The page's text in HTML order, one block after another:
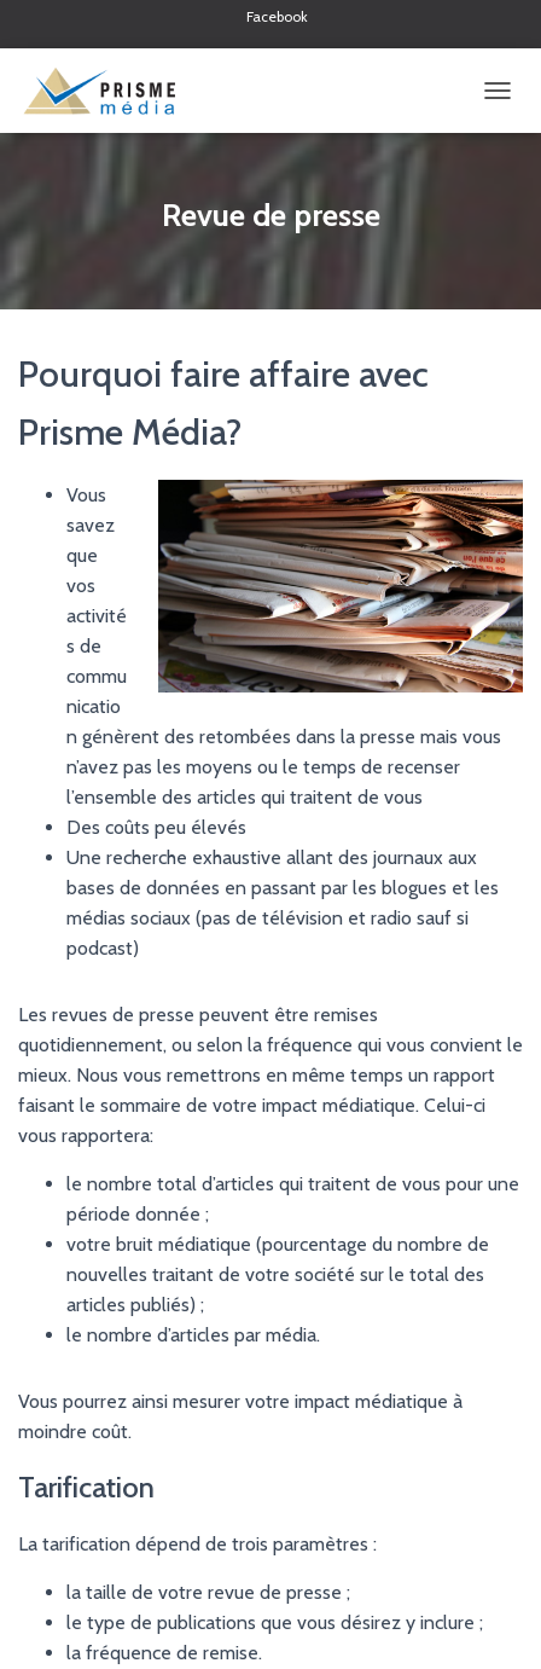
Facebook
U
A
V
I
G
A
T
I
O
N
Revue de presse
Pourquoi faire affaire avec
Prisme Média?
Vous
savez
que
vos
activité
s de
commu
nicatio
n génèrent des retombées dans la presse mais vous
n’avez pas les moyens ou le temps de recenser
l’ensemble des articles qui traitent de vous
Des coûts peu élevés
Une recherche exhaustive allant des journaux aux
bases de données en passant par les blogues et les
médias sociaux (pas de télévision et radio sauf si
podcast)
Les revues de presse peuvent être remises
quotidiennement, ou selon la fréquence qui vous convient le
mieux. Nous vous remettrons en même temps un rapport
faisant le sommaire de votre impact médiatique. Celui-ci
vous rapportera:
le nombre total d’articles qui traitent de vous pour une
période donnée ;
votre bruit médiatique (pourcentage du nombre de
nouvelles traitant de votre société sur le total des
articles publiés) ;
le nombre d’articles par média.
Vous pourrez ainsi mesurer votre impact médiatique à
moindre coût.
Tarification
La tarification dépend de trois paramètres :
la taille de votre revue de presse ;
le type de publications que vous désirez y inclure ;
la fréquence de remise.